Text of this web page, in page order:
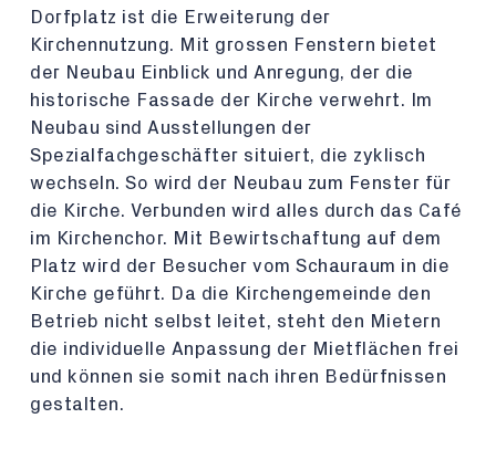
Dorfplatz ist die Erweiterung der
Kirchennutzung. Mit grossen Fenstern bietet
der Neubau Einblick und Anregung, der die
historische Fassade der Kirche verwehrt. Im
Neubau sind Ausstellungen der
Spezialfachgeschäfter situiert, die zyklisch
wechseln. So wird der Neubau zum Fenster für
die Kirche. Verbunden wird alles durch das Café
im Kirchenchor. Mit Bewirtschaftung auf dem
Platz wird der Besucher vom Schauraum in die
Kirche geführt. Da die Kirchengemeinde den
Betrieb nicht selbst leitet, steht den Mietern
die individuelle Anpassung der Mietflächen frei
und können sie somit nach ihren Bedürfnissen
gestalten.